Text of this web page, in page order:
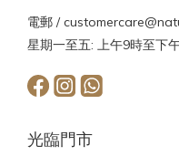
電郵 /
星期一至五: 上午9時至下
光臨門市